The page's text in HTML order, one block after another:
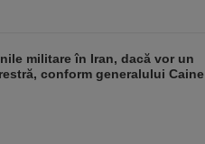
militare în Iran, dacă vor un
conform generalului Caine